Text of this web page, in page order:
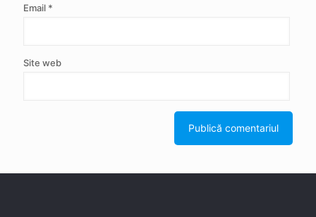
Email *
Site web